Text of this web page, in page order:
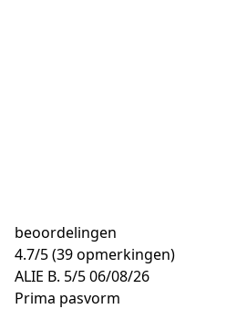
beoordelingen
4.7/5(39 opmerkingen)
ALIE B. 5/506/08/26
Prima pasvorm